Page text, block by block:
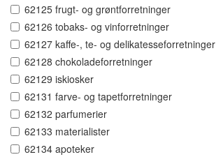
62125 frugt- og grøntforretninger
62126 tobaks- og vinforretninger
62127 kaffe-, te- og delikatesseforretninger
62128 chokoladeforretninger
62129 iskiosker
62131 farve- og tapetforretninger
62132 parfumerier
62133 materialister
62134 apoteker